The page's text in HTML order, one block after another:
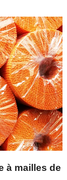
à mailles de